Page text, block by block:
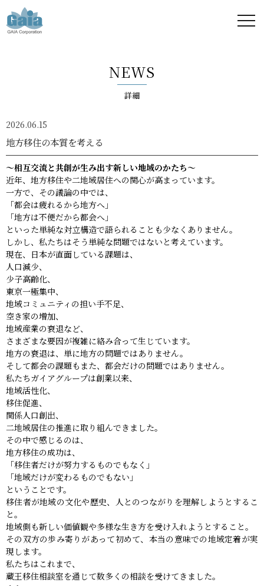
ア -
GAIA
Corporation
-
NEWS
詳細
2026.06.15
地方移住の本質を考える
～相互交流と共創が生み出す新しい地域のかたち～
近年、地方移住や二地域居住への関心が高まっています。
一方で、その議論の中では、
「都会は疲れるから地方へ」
「地方は不便だから都会へ」
といった単純な対立構造で語られることも少なくありません。
しかし、私たちはそう単純な問題ではないと考えています。
現在、日本が直面している課題は、
人口減少、
少子高齢化、
東京一極集中、
地域コミュニティの担い手不足、
空き家の増加、
地域産業の衰退など、
さまざまな要因が複雑に絡み合って生じています。
地方の衰退は、単に地方の問題ではありません。
そして都会の課題もまた、都会だけの問題ではありません。
私たちガイアグループは創業以来、
地域活性化、
移住促進、
関係人口創出、
二地域居住の推進に取り組んできました。
その中で感じるのは、
地方移住の成功は、
「移住者だけが努力するものでもなく」
「地域だけが変わるものでもない」
ということです。
移住者が地域の文化や歴史、人とのつながりを理解しようとするこ
と。
地域側も新しい価値観や多様な生き方を受け入れようとすること。
その双方の歩み寄りがあって初めて、本当の意味での地域定着が実
現します。
私たちはこれまで、
蔵王移住相談室を通じて数多くの相談を受けてきました。